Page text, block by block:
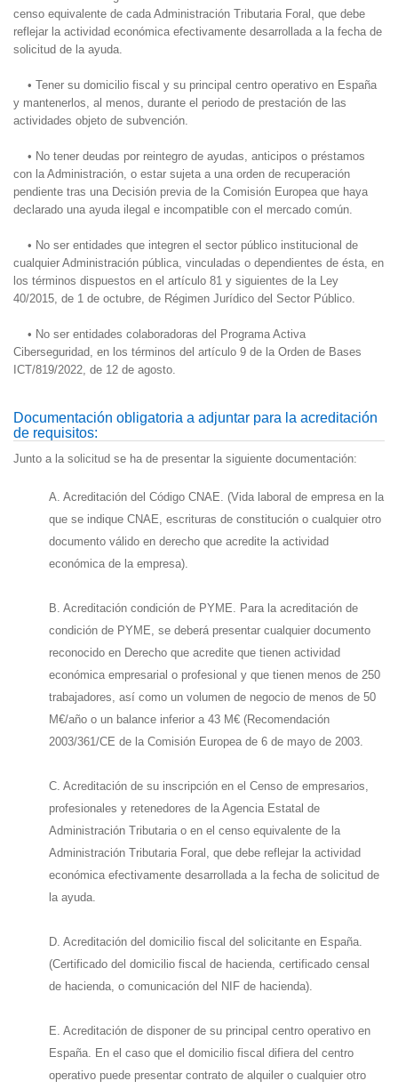
censo equivalente de cada Administración Tributaria Foral, que debe
reflejar la actividad económica efectivamente desarrollada a la fecha de
solicitud de la ayuda.
• Tener su domicilio fiscal y su principal centro operativo en España
y mantenerlos, al menos, durante el periodo de prestación de las
actividades objeto de subvención.
• No tener deudas por reintegro de ayudas, anticipos o préstamos
con la Administración, o estar sujeta a una orden de recuperación
pendiente tras una Decisión previa de la Comisión Europea que haya
declarado una ayuda ilegal e incompatible con el mercado común.
• No ser entidades que integren el sector público institucional de
cualquier Administración pública, vinculadas o dependientes de ésta, en
los términos dispuestos en el artículo 81 y siguientes de la Ley
40/2015, de 1 de octubre, de Régimen Jurídico del Sector Público.
• No ser entidades colaboradoras del Programa Activa
Ciberseguridad, en los términos del artículo 9 de la Orden de Bases
ICT/819/2022, de 12 de agosto.
Documentación obligatoria a adjuntar para la acreditación
de requisitos:
Junto a la solicitud se ha de presentar la siguiente documentación:
A. Acreditación del Código CNAE. (Vida laboral de empresa en la
que se indique CNAE, escrituras de constitución o cualquier otro
documento válido en derecho que acredite la actividad
económica de la empresa).
B. Acreditación condición de PYME. Para la acreditación de
condición de PYME, se deberá presentar cualquier documento
reconocido en Derecho que acredite que tienen actividad
económica empresarial o profesional y que tienen menos de 250
trabajadores, así como un volumen de negocio de menos de 50
M€/año o un balance inferior a 43 M€ (Recomendación
2003/361/CE de la Comisión Europea de 6 de mayo de 2003.
C. Acreditación de su inscripción en el Censo de empresarios,
profesionales y retenedores de la Agencia Estatal de
Administración Tributaria o en el censo equivalente de la
Administración Tributaria Foral, que debe reflejar la actividad
económica efectivamente desarrollada a la fecha de solicitud de
la ayuda.
D. Acreditación del domicilio fiscal del solicitante en España.
(Certificado del domicilio fiscal de hacienda, certificado censal
de hacienda, o comunicación del NIF de hacienda).
E. Acreditación de disponer de su principal centro operativo en
España. En el caso que el domicilio fiscal difiera del centro
operativo puede presentar contrato de alquiler o cualquier otro